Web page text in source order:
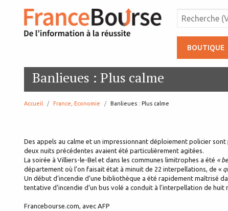
BOUTIQUE
Banlieues : Plus calme
Accueil France, Economie page:
Banlieues : Plus calme
Des appels au calme et un impressionnant déploiement policier
deux nuits précédentes avaient été particulièrement agitées.
La soirée à Villiers-le-Bel et dans les communes limitrophes a été «
département où l’on faisait état à minuit de 22 interpellations, de «
Un début d’incendie d’une bibliothèque a été rapidement maîtrisé
tentative d’incendie d’un bus volé a conduit à l’interpellation de huit
Francebourse.com, avec AFP